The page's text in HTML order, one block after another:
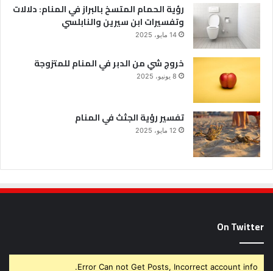
رؤية الحمام المتسخ بالبراز في المنام: دلالات
وتفسيرات ابن سيرين والنابلسي
14 مايو، 2025
خروج شي من الدبر في المنام للمتزوجة
8 يونيو، 2025
تفسير رؤية الجثث في المنام
12 مايو، 2025
On Twitter
Error Can not Get Posts, Incorrect account info.